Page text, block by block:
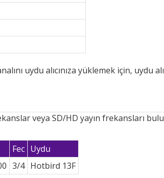
uydu alıcınıza yüklemek için, uydu
veya SD/HD yayın frekansları
Fec Uydu
3/4 Hotbird 13F